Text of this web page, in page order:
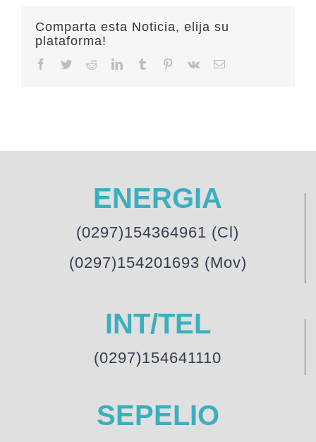
Comparta esta Noticia, elija su
plataforma!
Facebook
TwitterRedditLinkedInTumblr Pinterest
Vk Email
ENERGIA
(0297)154364961 (Cl)
(0297)154201693 (Mov)
INT/TEL
(0297)154641110
SEPELIO